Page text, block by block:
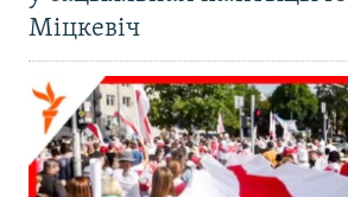
Міцкевіч